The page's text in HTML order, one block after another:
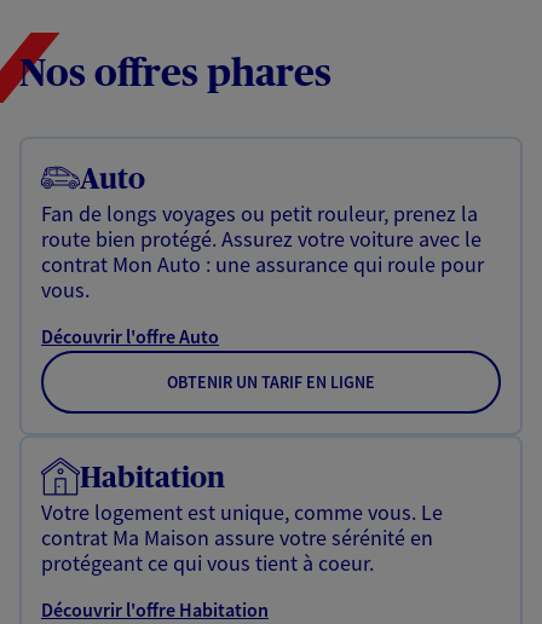
Nos offres phares
Auto
Fan de longs voyages ou petit rouleur, prenez la
route bien protégé. Assurez votre voiture avec le
contrat Mon Auto : une assurance qui roule pour
vous.
Découvrir l'offre Auto
OBTENIR UN TARIF EN LIGNE
Habitation
Votre logement est unique, comme vous. Le
contrat Ma Maison assure votre sérénité en
protégeant ce qui vous tient à coeur.
Découvrir l'offre Habitation